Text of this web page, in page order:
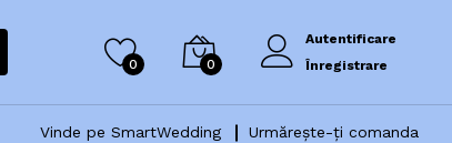
0 0
Autentificare
Înregistrare
Vinde pe SmartWedding Urmărește-ți comanda